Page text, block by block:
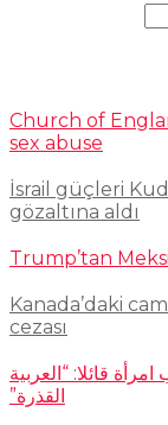
Church of
sex abuse
İsrail güçleri
gözaltına aldı
Trump’tan
Kanada’daki
cezası
قائلا: “العربية
القذرة”